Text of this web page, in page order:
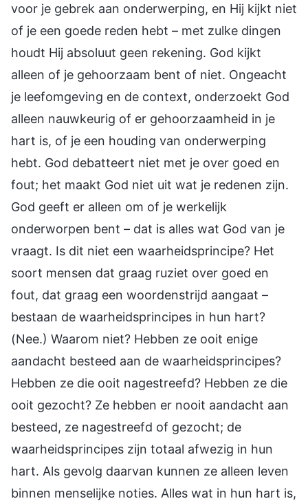
voor je gebrek aan onderwerping, en Hij kijkt niet
of je een goede reden hebt – met zulke dingen
houdt Hij absoluut geen rekening. God kijkt
alleen of je gehoorzaam bent of niet. Ongeacht
je leefomgeving en de context, onderzoekt God
alleen nauwkeurig of er gehoorzaamheid in je
hart is, of je een houding van onderwerping
hebt. God debatteert niet met je over goed en
fout; het maakt God niet uit wat je redenen zijn.
God geeft er alleen om of je werkelijk
onderworpen bent – dat is alles wat God van je
vraagt. Is dit niet een waarheidsprincipe? Het
soort mensen dat graag ruziet over goed en
fout, dat graag een woordenstrijd aangaat –
bestaan de waarheidsprincipes in hun hart?
(Nee.) Waarom niet? Hebben ze ooit enige
aandacht besteed aan de waarheidsprincipes?
Hebben ze die ooit nagestreefd? Hebben ze die
ooit gezocht? Ze hebben er nooit aandacht aan
besteed, ze nagestreefd of gezocht; de
waarheidsprincipes zijn totaal afwezig in hun
hart. Als gevolg daarvan kunnen ze alleen leven
binnen menselijke noties. Alles wat in hun hart is,